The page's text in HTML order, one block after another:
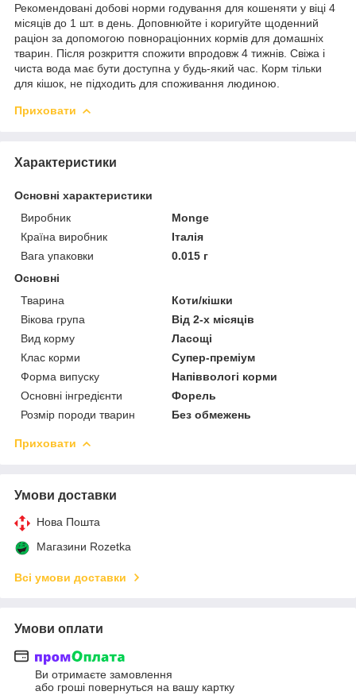
Рекомендовані добові норми годування для кошеняти у віці 4
місяців до 1 шт. в день. Доповнюйте і коригуйте щоденний
раціон за допомогою повнораціонних кормів для домашніх
тварин. Після розкриття спожити впродовж 4 тижнів. Свіжа і
чиста вода має бути доступна у будь-який час. Корм тільки
для кішок, не підходить для споживання людиною.
Приховати
Характеристики
Основні характеристики
Виробник
Monge
Країна виробник
Італія
Вага упаковки
0.015 г
Основні
Тварина
Коти/кішки
Вікова група
Від 2-х місяців
Вид корму
Ласощі
Клас корми
Супер-преміум
Форма випуску
Напіввологі корми
Основні інгредієнти
Форель
Розмір породи тварин
Без обмежень
Приховати
Умови доставки
Нова Пошта
Магазини Rozetka
Всі умови доставки
Умови оплати
Ви отримаєте замовлення
або гроші повернуться на вашу картку